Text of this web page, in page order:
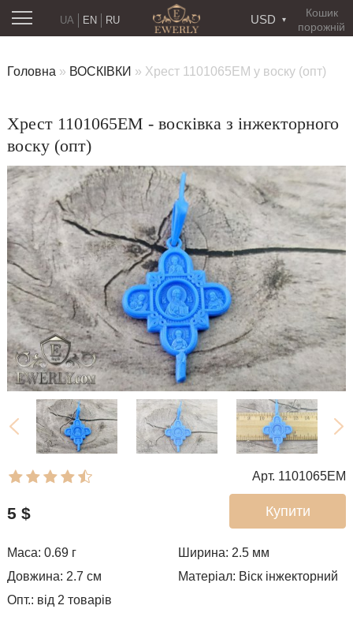
Кошик
порожній
USD
RU
UA EN
Головна » ВОСКІВКИ » Хрест 1101065EM у воску (опт)
Хрест 1101065EM - восківка з інжекторного
воску (опт)
Арт. 1101065EM
Купити
5 $
Маса: 0.69 г Ширина: 2.5 мм
Довжина: 2.7 см
Матеріал: Віск інжекторний
Опт.: від 2 товарів